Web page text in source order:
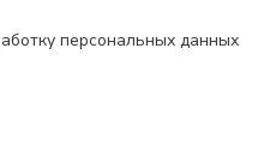
персональных данных